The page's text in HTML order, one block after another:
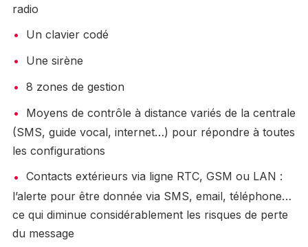
radio
Un clavier codé
Une sirène
8 zones de gestion
Moyens de contrôle à distance variés de la centrale
(SMS, guide vocal, internet…) pour répondre à toutes
les configurations
Contacts extérieurs via ligne RTC, GSM ou LAN :
l’alerte pour être donnée via SMS, email, téléphone…
ce qui diminue considérablement les risques de perte
du message